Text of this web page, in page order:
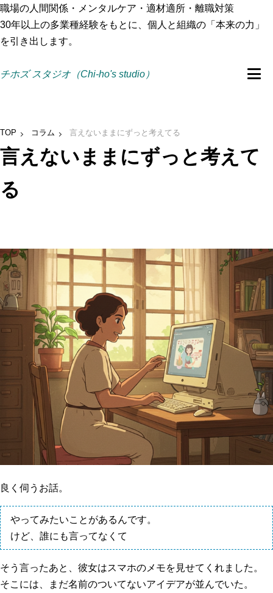
職場の人間関係・メンタルケア・適材適所・離職対策
30年以上の多業種経験をもとに、個人と組織の「本来の力」
を引き出します。
チホズ スタジオ（Chi-ho's studio）
TOP コラム 言えないままにずっと考えてる
言えないままにずっと考えて
る
良く伺うお話。
やってみたいことがあるんです。
けど、誰にも言ってなくて
そう言ったあと、彼女はスマホのメモを見せてくれました。
そこには、まだ名前のついてないアイデアが並んでいた。